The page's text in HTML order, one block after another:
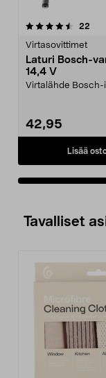
22
Virtasovittimet
Laturi Bosch-
14,4 V
Virtalähde Bosch-
42,95
Lisää
5.0viidestä
Tavalliset